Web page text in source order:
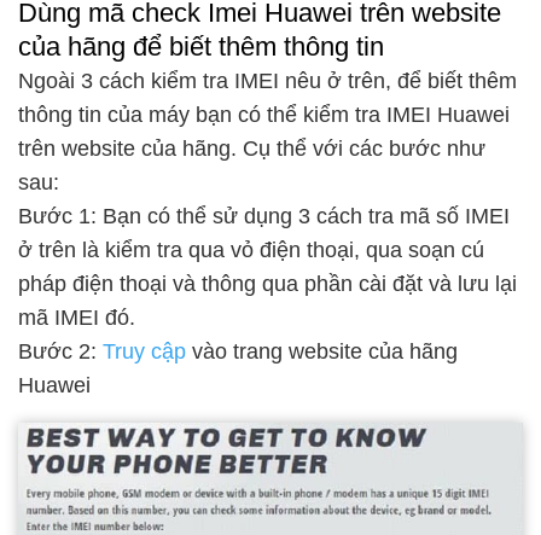
Dùng mã check Imei Huawei trên website
của hãng để biết thêm thông tin
Ngoài 3 cách kiểm tra IMEI nêu ở trên, để biết thêm
thông tin của máy bạn có thể kiểm tra IMEI Huawei
trên website của hãng. Cụ thể với các bước như
sau:
Bước 1: Bạn có thể sử dụng 3 cách tra mã số IMEI
ở trên là kiểm tra qua vỏ điện thoại, qua soạn cú
pháp điện thoại và thông qua phần cài đặt và lưu lại
mã IMEI đó.
Bước 2: Truy cập vào trang website của hãng
Huawei